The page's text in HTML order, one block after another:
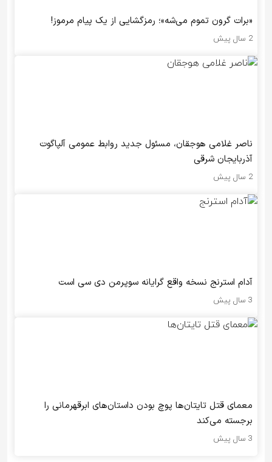
«برات گرون تموم می‌شه»؛ رمزگشایی از یک پیام مرموز!
2 سال پیش
ناصر غلامی هوجقان، مسئول جدید روابط عمومی آلپاگوت
آذربایجان شرقی
2 سال پیش
آدام استرنج نسخه واقع گرایانه سوپرمن دی سی است
3 سال پیش
معمای قتل تایتان‌ها پوچ بودن داستان‌های ابرقهرمانی را
برجسته می‌کند
3 سال پیش